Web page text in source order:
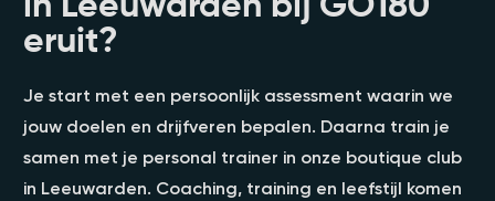
eruit?
Je start met een persoonlijk assessment waarin we
jouw doelen en drijfveren bepalen. Daarna train je
samen met je personal trainer in onze boutique club
in Leeuwarden. Coaching, training en leefstijl komen